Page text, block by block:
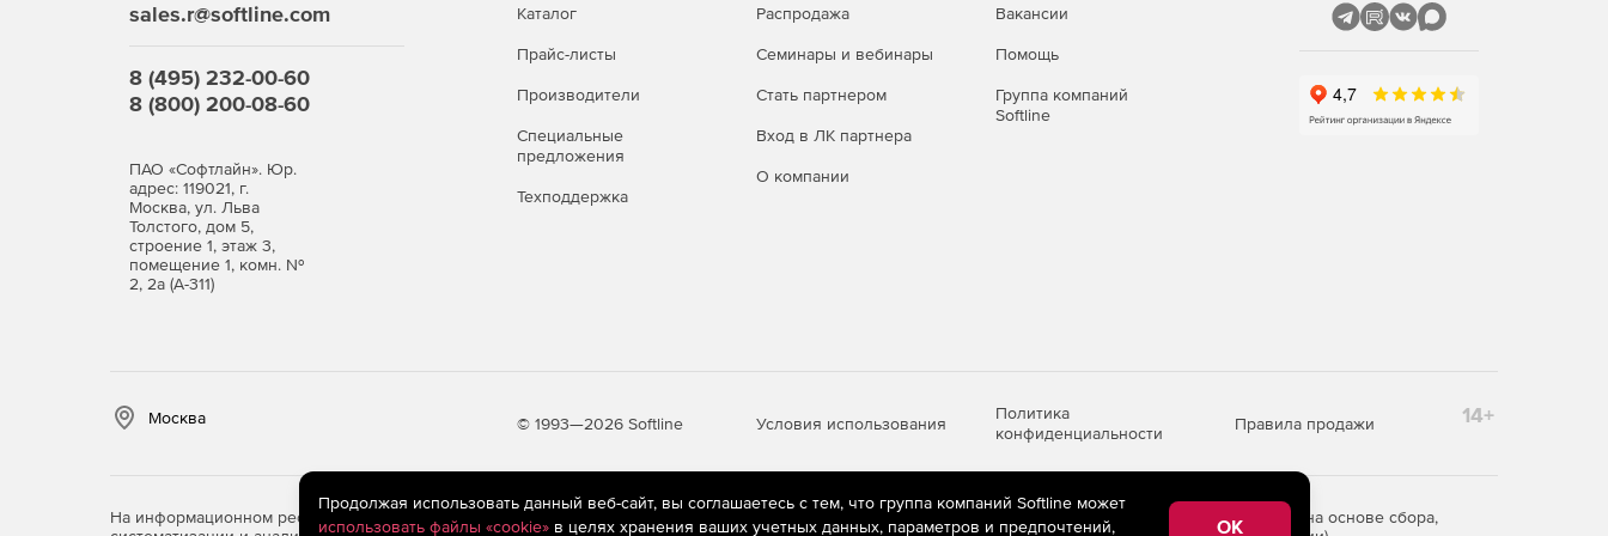
sales.r@softline.com
8 (495) 232-00-60
8 (800) 200-08-60
ПАО «Софтлайн». Юр.
адрес: 119021, г.
Москва, ул. Льва
Толстого, дом 5,
строение 1, этаж 3,
помещение 1, комн. №
2, 2а (А-311)
Каталог
Прайс-листы
Производители
Специальные
предложения
Техподдержка
Распродажа
Семинары и вебинары
Стать партнером
Вход в ЛК партнера
О компании
Вакансии
Помощь
Группа компаний
Softline
Москва © 1993—2026 Softline Условия использования
Политика
конфиденциальности
Правила продажи 14+
На информационном ресурсе store.softline.ru применяются рекомендательные технологии
(информационные технологии предоставления информации на основе сбора,
Продолжая использовать данный веб-сайт, вы соглашаетесь с тем, что группа компаний Softline может
использовать файлы «cookie»в целях хранения ваших учетных данных, параметров и предпочтений, OK